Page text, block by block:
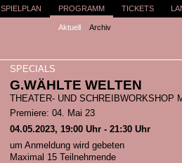
SPIELPLAN PROGRAMM
Aktuell Archiv
TICKETS
SPECIALS
G.WÄHLTE WELTEN
THEATER- UND SCHREIBWORKSHOP
Premiere: 04. Mai 23
04.05.2023, 19:00 Uhr - 21:30 Uhr
um Anmeldung wird gebeten
Maximal 15 Teilnehmende